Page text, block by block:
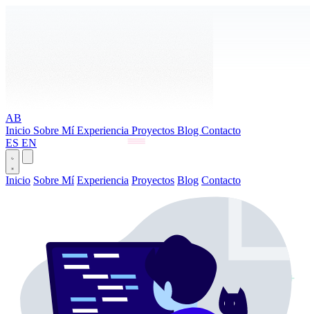
AB
Inicio Sobre MíExperiencia Proyectos Blog Contacto
ES EN
Inicio Sobre Mí Experiencia Proyectos Blog Contacto